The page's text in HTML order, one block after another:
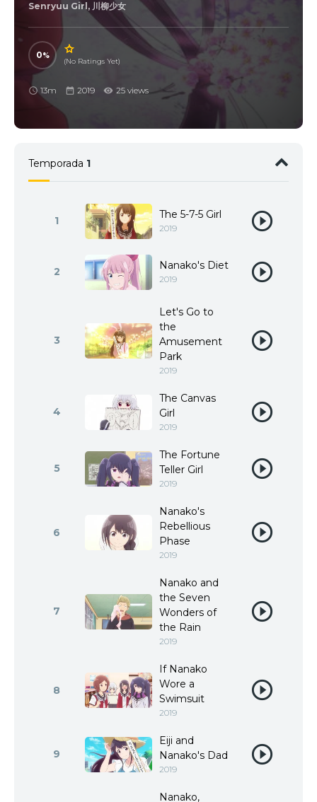
Senryuu Girl, 川柳少女
0
(No Ratings Yet)
13m 2019 25 views
Temporada 1
1 The 5-7-5 Girl
2019
2 Nanako's Diet
2019
3
Let's Go to
the
Amusement
Park
2019
4
The Canvas
Girl
2019
5
The Fortune
Teller Girl
2019
6
Nanako's
Rebellious
Phase
2019
7
Nanako and
the Seven
Wonders of
the Rain
2019
8
If Nanako
Wore a
Swimsuit
2019
9
Eiji and
Nanako's Dad
2019
Nanako,